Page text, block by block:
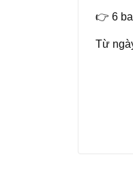
👉 6
Từ